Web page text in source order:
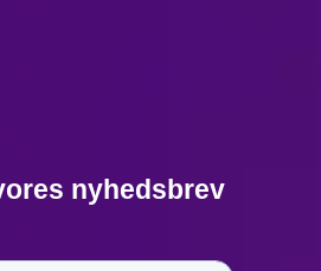
nyhedsbrev